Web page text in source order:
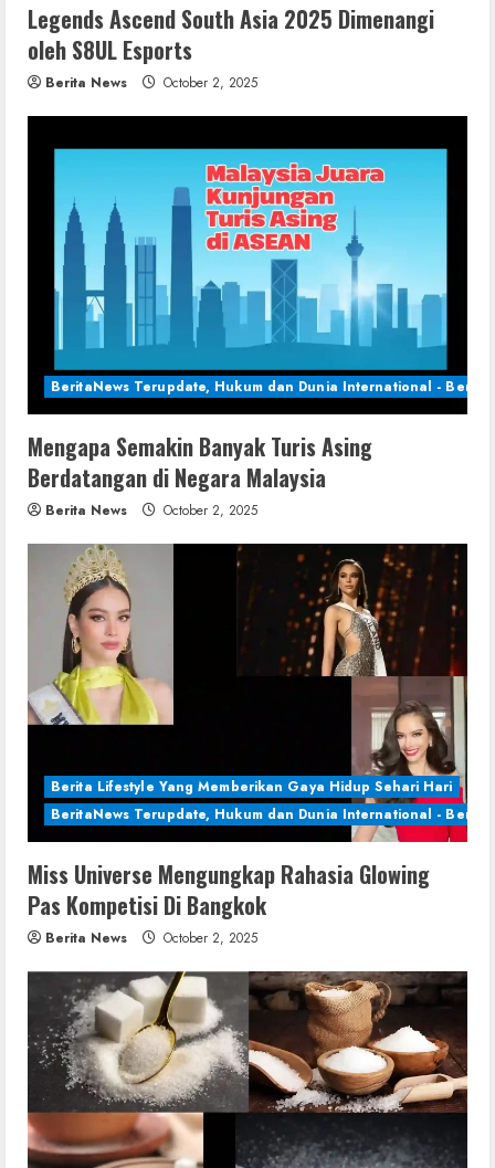
Legends Ascend South Asia 2025 Dimenangi
oleh S8UL Esports
Berita News October 2, 2025
BeritaNews Terupdate, Hukum dan Dunia International - Berita
Mengapa Semakin Banyak Turis Asing
Berdatangan di Negara Malaysia
Berita News October 2, 2025
Berita Lifestyle Yang Memberikan Gaya Hidup Sehari Hari
BeritaNews Terupdate, Hukum dan Dunia International - Berita
Miss Universe Mengungkap Rahasia Glowing
Pas Kompetisi Di Bangkok
Berita News October 2, 2025